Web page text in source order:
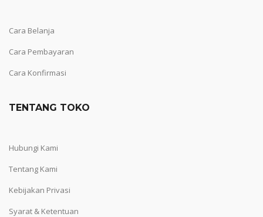
Cara Belanja
Cara Pembayaran
Cara Konfirmasi
TENTANG TOKO
Hubungi Kami
Tentang Kami
Kebijakan Privasi
Syarat & Ketentuan